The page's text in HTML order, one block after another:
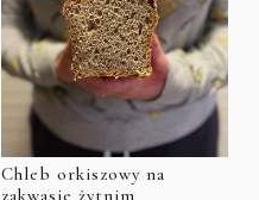
Chleb orkiszowy na
zakwasie żytnim